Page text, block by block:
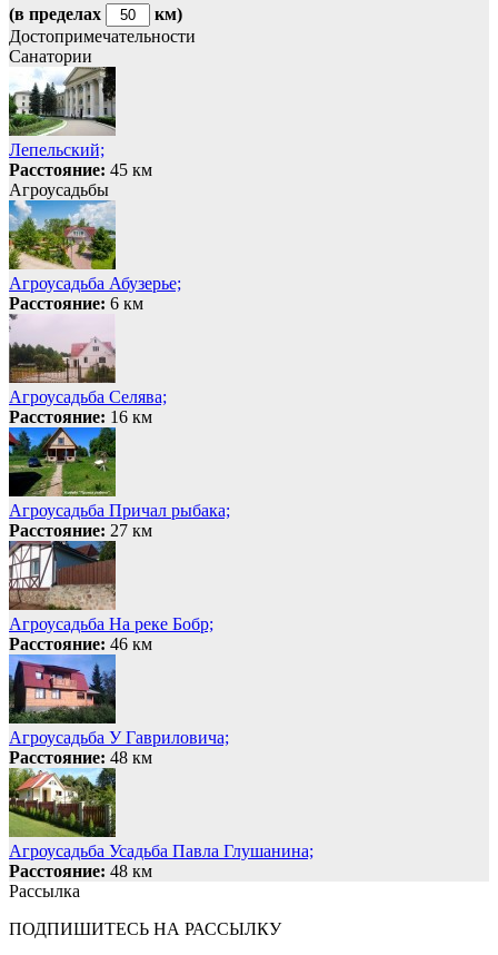
(в пределах
км)
Достопримечательности
Санатории
Лепельский;
Расстояние: 45 км
Агроусадьбы
Агроусадьба Абузерье;
Расстояние: 6 км
Агроусадьба Селява;
Расстояние: 16 км
Агроусадьба Причал рыбака;
Расстояние: 27 км
Агроусадьба На реке Бобр;
Расстояние: 46 км
Агроусадьба У Гавриловича;
Расстояние: 48 км
Агроусадьба Усадьба Павла Глушанина;
Расстояние: 48 км
Рассылка
ПОДПИШИТЕСЬ НА РАССЫЛКУ